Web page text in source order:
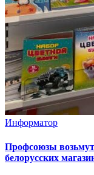
Информатор
Профсоюзы
белорусских